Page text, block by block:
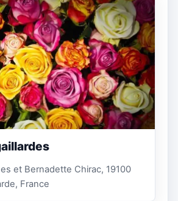
et Bernadette Chirac, 19100
France